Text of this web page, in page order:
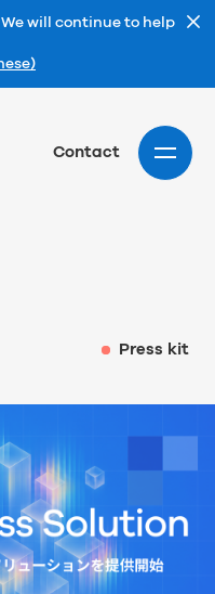
will continue to help
Contact
Press kit